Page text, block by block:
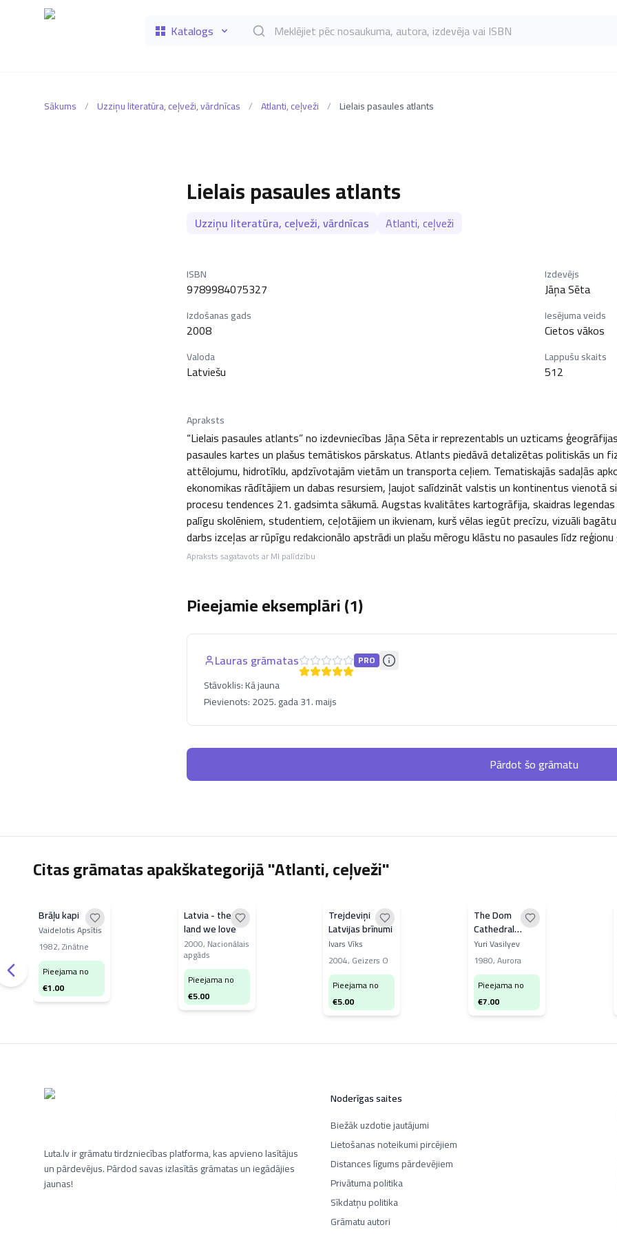
Katalogs Meklēt grāmatas pēc nosaukuma, autora, izdevēja vai ISBN
Sākums / Uzziņu literatūra, ceļveži, vārdnīcas / Atlanti, ceļveži / Lielais pasaules atlants
Lielais pasaules atlants
Uzziņu literatūra, ceļveži, vārdnīcas Atlanti, ceļveži
ISBN
9789984075327
Izdevējs
Jāņa Sēta
Izdošanas gads
2008
Iesējuma veids
Cietos vākos
Valoda
Latviešu
Lappušu skaits
512
Apraksts
“Lielais pasaules atlants” no izdevniecības Jāņa Sēta ir reprezentabls un uzticams
pasaules kartes un plašus temātiskos pārskatus. Atlants piedāvā detalizētas politiskās un
attēlojumu, hidrotīklu, apdzīvotajām vietām un transporta ceļiem. Tematiskajās sadaļās
ekonomikas rādītājiem un dabas resursiem, ļaujot salīdzināt valstis un kontinentus vienotā
procesu tendences 21. gadsimta sākumā. Augstas kvalitātes kartogrāfija, skaidras
palīgu skolēniem, studentiem, ceļotājiem un ikvienam, kurš vēlas iegūt precīzu, vizuāli
darbs izceļas ar rūpīgu redakcionālo apstrādi un plašu mērogu klāstu no pasaules līdz
Apraksts sagatavots ar MI palīdzību
Pieejamie eksemplāri (1)
Lauras grāmatas PRO
Stāvoklis:Kā jauna
Pievienots:2025. gada 31. maijs
Pārdot šo grāmatu
Citas grāmatas apakškategorijā "Atlanti, ceļveži"
Brāļu kapi
Vaidelotis Apsītis
1982,Zinātne
Pieejama no
€1.00
Latvia - the
land we love
2000, Nacionālais
apgāds
Pieejama no
€5.00
Trejdeviņi
Latvijas brīnumi
Ivars Vīks
2004, Geizers O
Pieejama no
€5.00
The Dom
Cathedral
Architectural
Ensemble in
Riga
Yuri Vasilyev
1980,Aurora
Pieejama no
€7.00
Luta.lv ir grāmatu tirdzniecības platforma, kas apvieno lasītājus
un pārdevējus. Pārdod savas izlasītās grāmatas un iegādājies
jaunas!
Noderīgas saites
Biežāk uzdotie jautājumi
Lietošanas noteikumi pircējiem
Distances līgums pārdevējiem
Privātuma politika
Sīkdatņu politika
Grāmatu autori